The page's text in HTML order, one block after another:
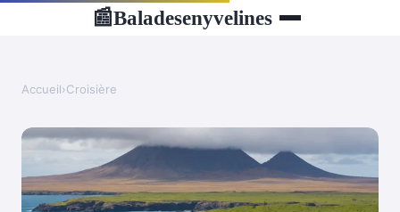
📰Baladesenyvelines
Accueil›Croisière